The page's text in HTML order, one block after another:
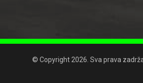
© Copyright 2026. Sva prava